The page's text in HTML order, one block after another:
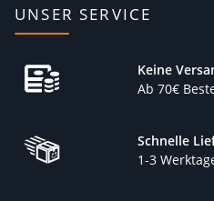
UNSER SERVICE
Keine
Ab 70€
Schnelle
1-3